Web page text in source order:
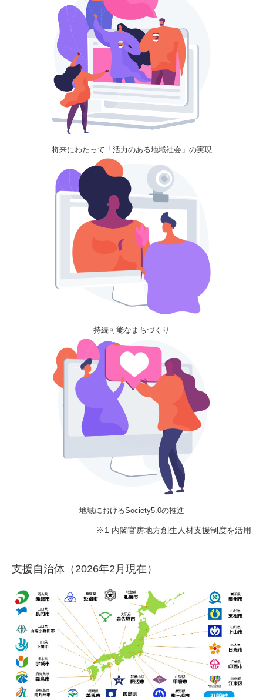
将来にわたって「活力のある地域社会」の実現
持続可能なまちづくり
地域におけるSociety5.0の推進
※1 内閣官房地方創生人材支援制度を活用
支援自治体（2026年2月現在）